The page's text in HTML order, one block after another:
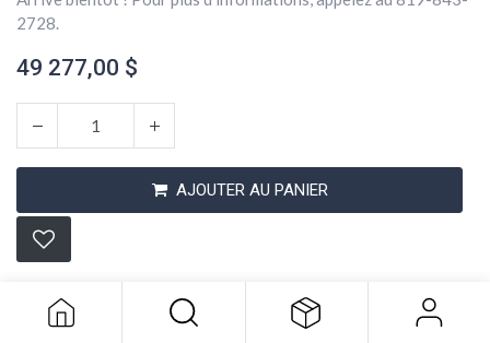
2728.
49 277,00 $
AJOUTER AU PANIER
Mercury & Starcraft
Starcraft SVX 171 2026 Mercury